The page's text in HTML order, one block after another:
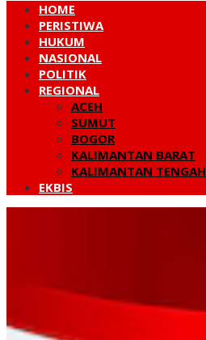
HOME
PERISTIWA
HUKUM
NASIONAL
POLITIK
REGIONAL
ACEH
SUMUT
BOGOR
KALIMANTAN BARAT
KALIMANTAN TENGAH
EKBIS